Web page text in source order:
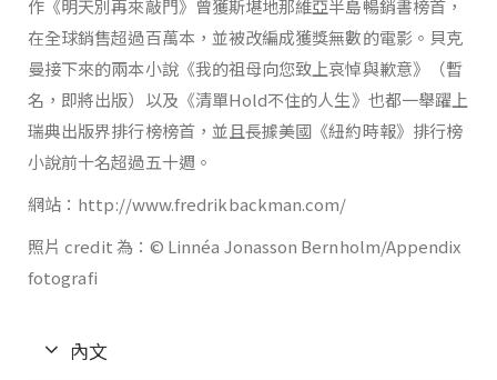
作《明天別再來敲門》曾獲斯堪地那維亞半島暢銷書榜首，
在全球銷售超過百萬本，並被改編成獲獎無數的電影。貝克
曼接下來的兩本小說《我的祖母向您致上哀悼與歉意》（暫
名，即將出版）以及《清單Hold不住的人生》也都一舉躍上
瑞典出版界排行榜榜首，並且長據美國《紐約時報》排行榜
小說前十名超過五十週。
網站：http://www.fredrikbackman.com/
照片 credit 為：© Linnéa Jonasson Bernholm/Appendix
fotografi
內文